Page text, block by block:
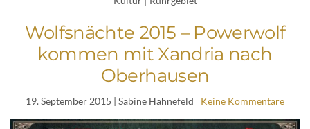
Wolfsnächte 2015 – Powerwolf
kommen mit Xandria nach
Oberhausen
19. September 2015 | Sabine Hahnefeld Keine Kommentare